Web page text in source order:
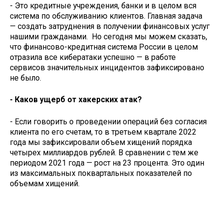
- Это кредитные учреждения, банки и в целом вся
система по обслуживанию клиентов. Главная задача
— создать затруднения в получении финансовых услуг
нашими гражданами. Но сегодня мы можем сказать,
что финансово-кредитная система России в целом
отразила все кибератаки успешно — в работе
сервисов значительных инцидентов зафиксировано
не было.
- Каков ущерб от хакерских атак?
- Если говорить о проведении операций без согласия
клиента по его счетам, то в третьем квартале 2022
года мы зафиксировали объем хищений порядка
четырех миллиардов рублей. В сравнении с тем же
периодом 2021 года — рост на 23 процента. Это один
из максимальных поквартальных показателей по
объемам хищений.